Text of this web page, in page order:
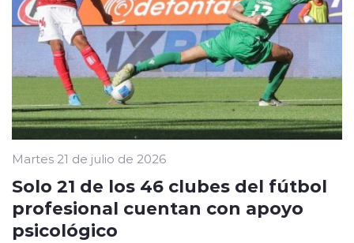
Martes 21 de julio de 2026
Solo 21 de los 46 clubes del fútbol
profesional cuentan con apoyo
psicológico